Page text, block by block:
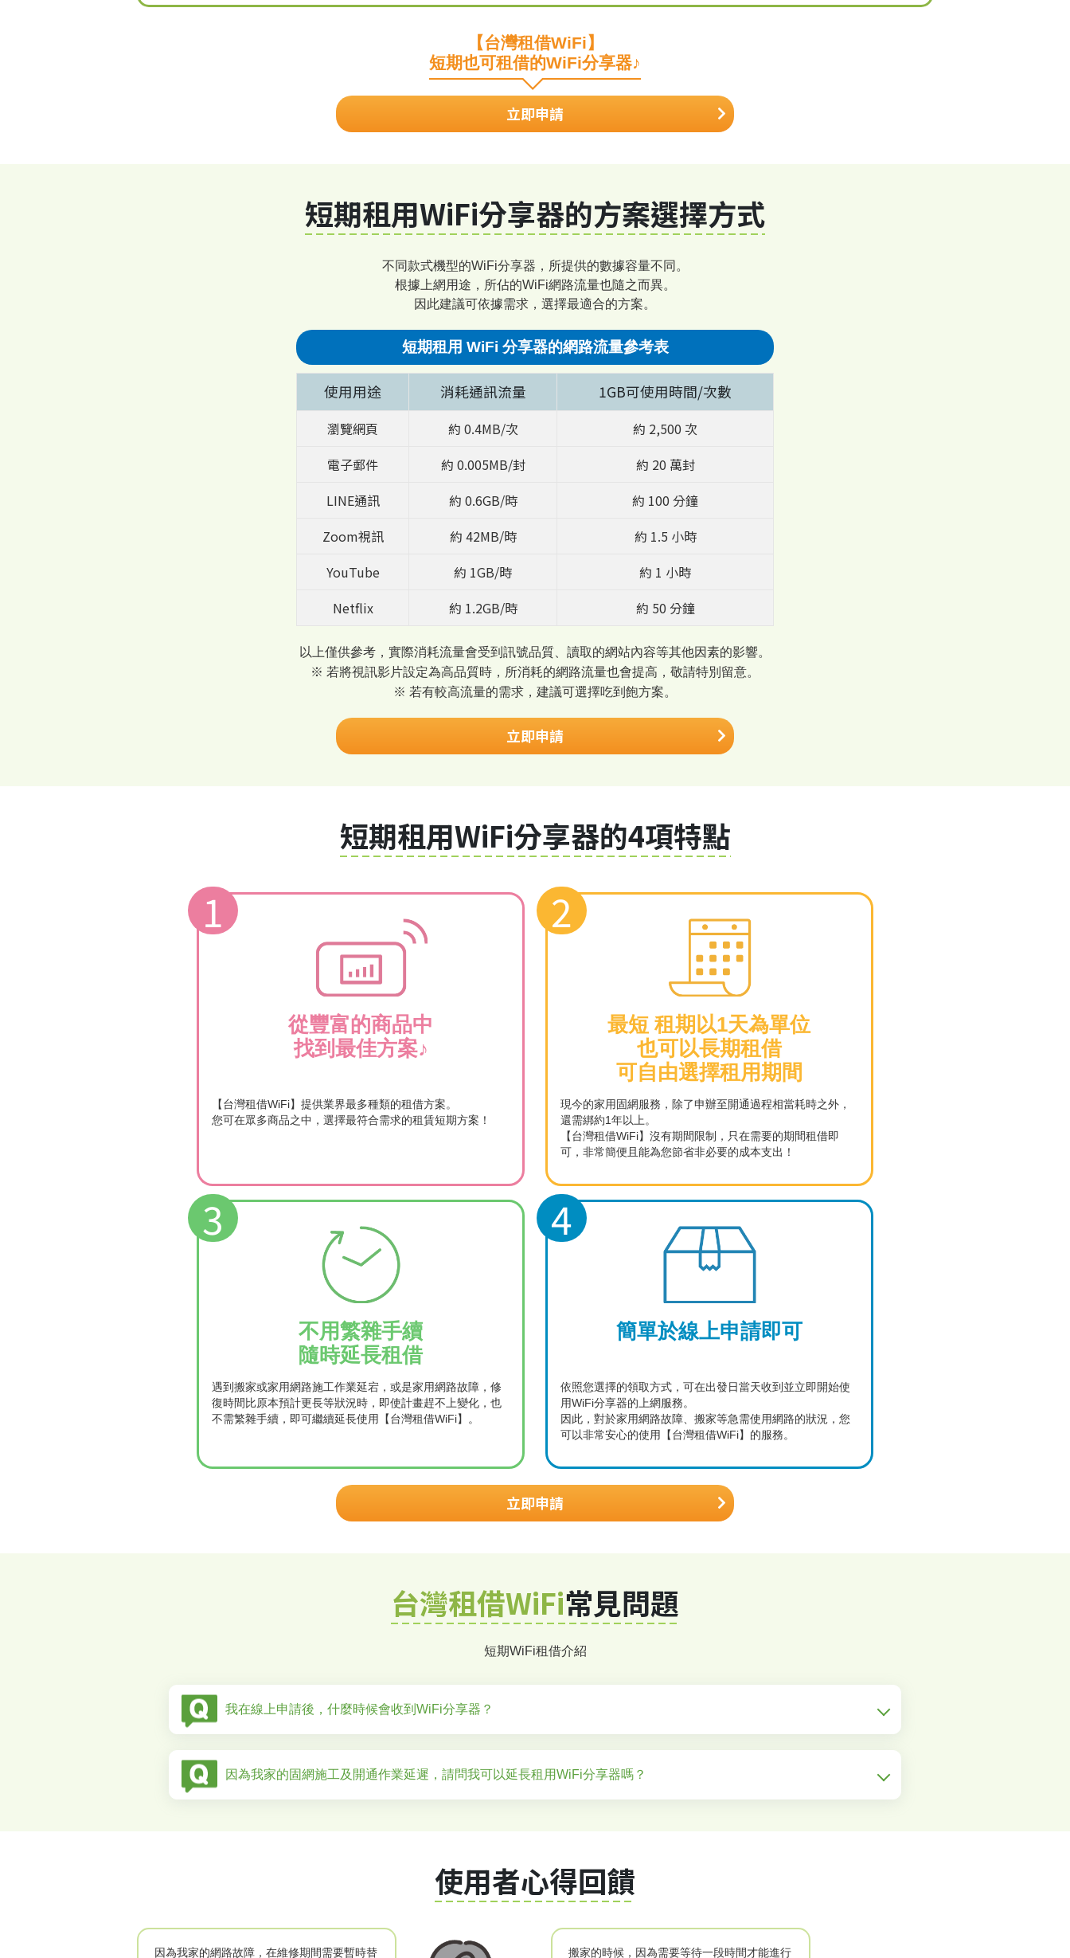
【台灣租借WiFi】
短期也可租借的WiFi分享器♪
立即申請
短期租用WiFi分享器的方案選擇方式
不同款式機型的WiFi分享器，所提供的數據容量不同。
根據上網用途，所佔的WiFi網路流量也隨之而異。
因此建議可依據需求，選擇最適合的方案。
短期租用 WiFi 分享器的網路流量參考表
使用用途 消耗通訊流量 1GB可使用時間/次數
瀏覽網頁 約 0.4MB/次
約 2,500 次
電子郵件
約 0.005MB/封
約 20 萬封
LINE通訊
約 0.6GB/時
約 100 分鐘
Zoom視訊
約 42MB/時
約 1.5 小時
YouTube
約 1GB/時
約 1 小時
Netflix
約 1.2GB/時 約 50 分鐘
以上僅供參考，實際消耗流量會受到訊號品質、讀取的網站內容等其他因素的影響。
※ 若將視訊影片設定為高品質時，所消耗的網路流量也會提高，敬請特別留意。
※ 若有較高流量的需求，建議可選擇吃到飽方案。
立即申請
短期租用WiFi分享器的4項特點
1
從豐富的商品中
找到最佳方案♪
【台灣租借WiFi】提供業界最多種類的租借方案。
您可在眾多商品之中，選擇最符合需求的租賃短期方案！
2
最短 租期以1天為單位
也可以長期租借
可自由選擇租用期間
現今的家用固網服務，除了申辦至開通過程相當耗時之外，
還需綁約1年以上。
【台灣租借WiFi】沒有期間限制，只在需要的期間租借即
可，非常簡便且能為您節省非必要的成本支出！
3
不用繁雜手續
隨時延長租借
遇到搬家或家用網路施工作業延宕，或是家用網路故障，修
復時間比原本預計更長等狀況時，即使計畫趕不上變化，也
不需繁雜手續，即可繼續延長使用【台灣租借WiFi】。
4
簡單於線上申請即可
依照您選擇的領取方式，可在出發日當天收到並立即開始使
用WiFi分享器的上網服務。
因此，對於家用網路故障、搬家等急需使用網路的狀況，您
可以非常安心的使用【台灣租借WiFi】的服務。
立即申請
台灣租借WiFi常見問題
短期WiFi租借介紹
我在線上申請後，什麼時候會收到WiFi分享器？
因為我家的固網施工及開通作業延遲，請問我可以延長租用WiFi分享器嗎？
使用者心得回饋
因為我家的網路故障，在維修期間需要暫時替 搬家的時候，因為需要等待一段時間才能進行